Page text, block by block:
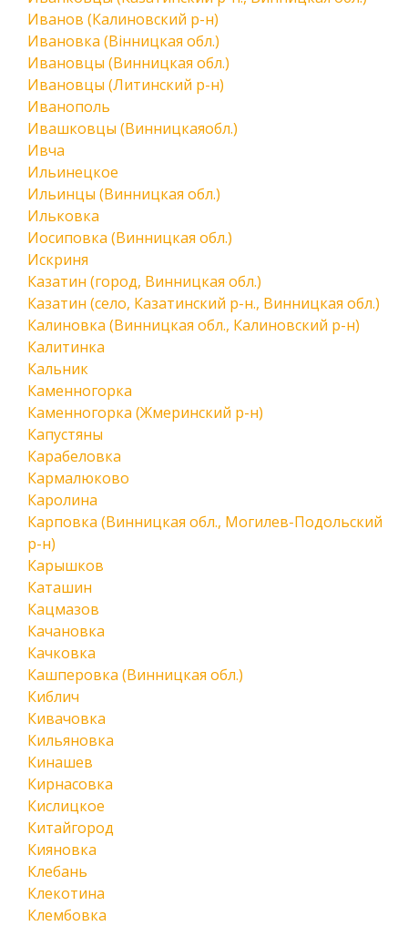
Иванов (Калиновский р-н)
Ивановка (Вінницкая обл.)
Ивановцы (Винницкая обл.)
Ивановцы (Литинский р-н)
Иванополь
Ивашковцы (Винницкаяобл.)
Ивча
Ильинецкое
Ильинцы (Винницкая обл.)
Ильковка
Иосиповка (Винницкая обл.)
Искриня
Казатин (город, Винницкая обл.)
Казатин (село, Казатинский р-н., Винницкая обл.)
Калиновка (Винницкая обл., Калиновский р-н)
Калитинка
Кальник
Каменногорка
Каменногорка (Жмеринский р-н)
Капустяны
Карабеловка
Кармалюково
Каролина
Карповка (Винницкая обл., Могилев-Подольский
р-н)
Карышков
Каташин
Кацмазов
Качановка
Качковка
Кашперовка (Винницкая обл.)
Киблич
Кивачовка
Кильяновка
Кинашев
Кирнасовка
Кислицкое
Китайгород
Кияновка
Клебань
Клекотина
Клембовка